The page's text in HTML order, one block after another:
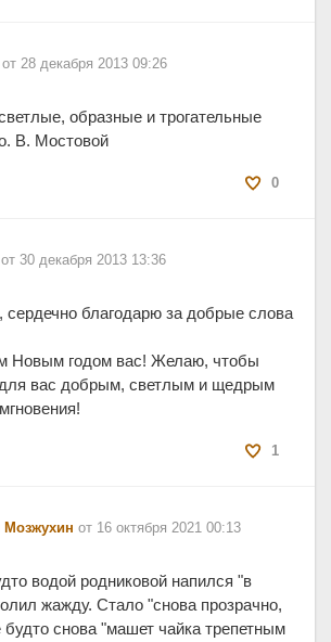
от 28 декабря 2013 09:26
0
образные и трогательные
В. Мостовой
от 30 декабря 2013 13:36
1
сердечно благодарю за добрые слова
Новым годом вас! Желаю, чтобы
вас добрым, светлым и щедрым
Мозжухин от 16 октября 2021 00:13
водой родниковой напился "в
жажду. Стало "снова прозрачно,
снова "машет чайка трепетным